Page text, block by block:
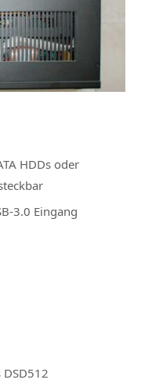
HDDs oder
3.0 Eingang
DSD512